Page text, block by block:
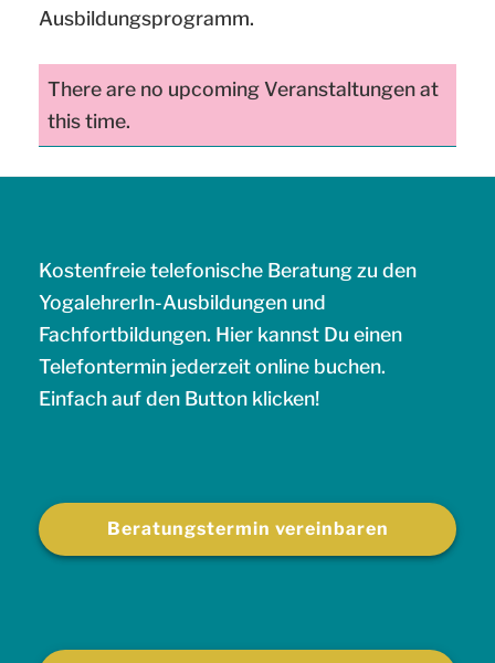
Ausbildungsprogramm.
There are no upcoming Veranstaltungen at
this time.
Kostenfreie telefonische Beratung zu den
YogalehrerIn-Ausbildungen und
Fachfortbildungen. Hier kannst Du einen
Telefontermin jederzeit online buchen.
Einfach auf den Button klicken!
Beratungstermin vereinbaren